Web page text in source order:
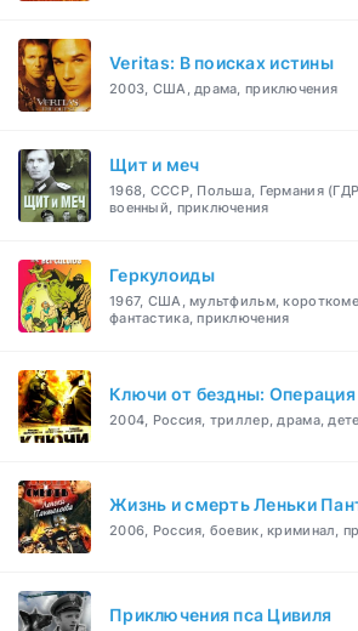
Veritas: В поисках истины
2003, США, драма, приключения
Щит и меч
1968, СССР, Польша, Германия
военный, приключения
Геркулоиды
1967, США, мультфильм,
фантастика, приключения
Ключи от бездны:
2004, Россия, триллер, драма,
Жизнь и смерть Леньки
2006, Россия, боевик, криминал,
Приключения пса Цивиля